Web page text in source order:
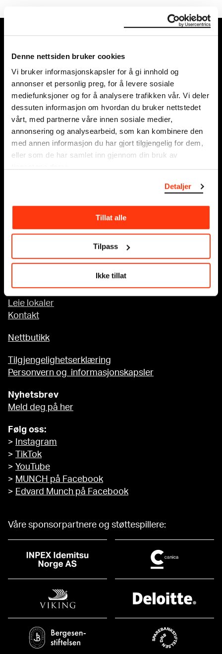
Denne nettsiden bruker cookies
Vi bruker informasjonskapsler for å gi innhold og
annonser et personlig preg, for å levere sosiale
mediefunksjoner og for å analysere trafikken vår. Vi deler
dessuten informasjon om hvordan du bruker nettstedet
vårt, med partnerne våre innen sosiale medier,
annonsering og analysearbeid, som kan kombinere den
med annen informasjon du har gjort tilgjengelig for dem,
eller som de har samlet inn gjennom din bruk av
Detaljer
Tillat alle
Tilpass
Ikke tillat
Edvard Munchs plass 1, 0194 Oslo
Ordinære åpningstider
Søn - tirs: 10 - 18
Ons - lør: 10 - 21
Se alle åpningstider
Postadresse:
Postboks 3304 Sørenga, 0140 Oslo
info@munch.com
Tilgjengelighet på MUNCH
Om oss
Sponsorsamarbeid
Leie lokaler
Kontakt
Nettbutikk
Tilgjengelighetserklæring
Personvern og informasjonskapsler
Nyhetsbrev
Meld deg på her
Følg oss:
>
Instagram
>
TikTok
> YouTube
> MUNCH på Facebook
> Edvard Munch på Facebook
Våre sponsorpartnere og støttespillere: